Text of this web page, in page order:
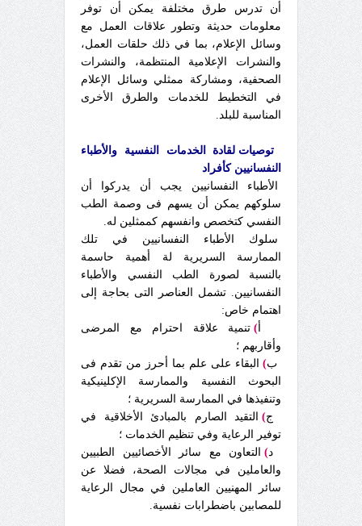
أن تدرس طرق مختلفة يمكن أن توفر
معلومات حديثة وتطور علاقات العمل مع
وسائل الإعلام، بما في ذلك حلقات العمل،
والنشرات الإعلامية المنتظمة، والنشرات
الصحفية، ومشاركة ممثلي وسائل الإعلام
في التخطيط للخدمات والطرق الأخرى
المناسبة للبلد.
توصيات لقادة الخدمات النفسية والأطباء
النفسانيين كأفراد
الأطباء النفسانيين يجب أن يدركوا أن
سلوكهم يمكن أن يسهم فى وصمة الطب
النفسي كتخصص وانفسهم كممثلين له.
سلوك الأطباء النفسانيين في تلك
الممارسة السريرية لة أهمية حاسمة
بالنسبة لصورة الطب النفسي والأطباء
النفسانيين. تشمل العناصر التى بحاجة إلى
اهتمام خاص:
) تنمية علاقة احترام مع المرضى
وأقاربهم ؛
ب) البقاء على علم بما أحرز من تقدم فى
البحوث النفسية والممارسة الإكلينيكية
وتنفيذها في الممارسة السريرية ؛
ج)التقيد الصارم بالمبادئ الأخلاقية في
توفير الرعاية وفي تنظيم الخدمات ؛
د)التعاون مع سائر الأخصائيين الطبيين
والعاملين في مجالات الصحة، فضلا عن
سائر المهنيين العاملين في مجال الرعاية
للمصابين باضطرابات نفسية.